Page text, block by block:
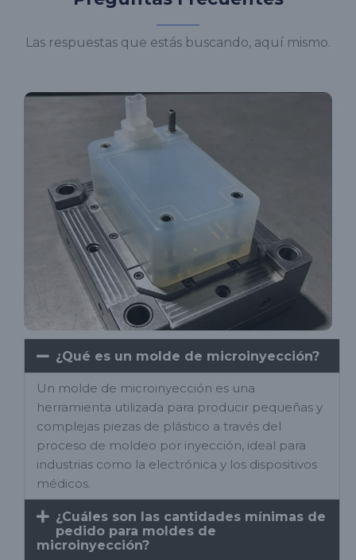
Las respuestas que estás buscando, aquí mismo.
¿Qué es un molde de microinyección?
Un molde de microinyección es una
herramienta utilizada para producir pequeñas y
complejas piezas de plástico a través del
proceso de moldeo por inyección, ideal para
industrias como la electrónica y los dispositivos
médicos.
¿Cuáles son las cantidades mínimas de
pedido para moldes de
microinyección?